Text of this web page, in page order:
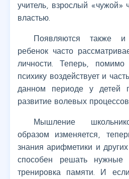
учитель, взрослый «чужой»
властью.
Появляются также и
ребенок часто
личности. Теперь,
психику воздействует и
данном периоде у детей
развитие волевых процессов.
Мышление
образом изменяется,
знания арифметики и
способен решать нужные
тренировка памяти. И